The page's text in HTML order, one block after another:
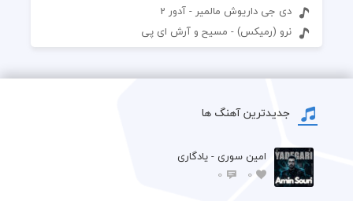
دی جی داریوش مالمیر - آدور 2
نرو (رمیکس) - مسیح و آرش ای پی
جدیدترین آهنگ ها
امین سوری - یادگاری
0
0